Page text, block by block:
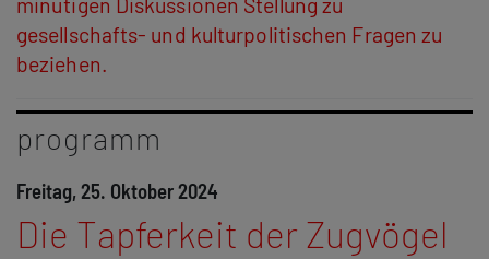
gesellschafts- und kulturpolitischen Fragen zu
beziehen.
programm
Freitag, 25. Oktober 2024
Die Tapferkeit der Zugvögel